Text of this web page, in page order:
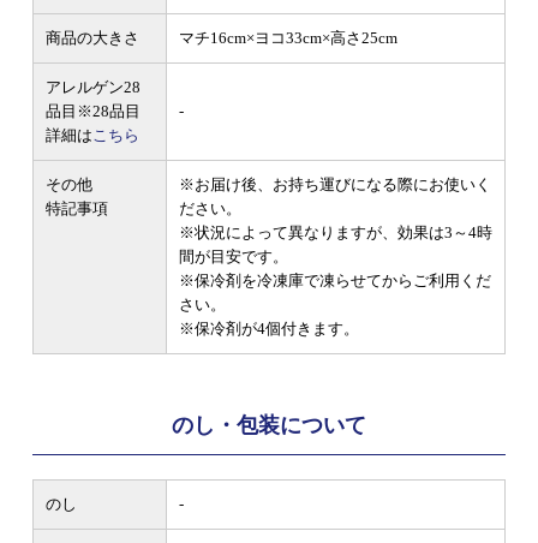
商品の大きさ マチ16cm×ヨコ33cm×高さ25cm
アレルゲン28
品目 ※28品目
詳細はこちら
-
その他
特記事項
※お届け後、お持ち運びになる際にお使いく
ださい。
※状況によって異なりますが、効果は3～4時
間が目安です。
※保冷剤を冷凍庫で凍らせてからご利用くだ
さい。
※保冷剤が4個付きます。
のし・包装について
のし -